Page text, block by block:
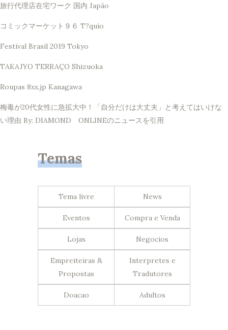
旅行代理店在宅ワーク 国内 Japão
コミックマーケット９６ T?quio
Festival Brasil 2019 Tokyo
TAKAJYO TERRAÇO Shizuoka
Roupas 8xx.jp Kanagawa
梅毒が20代女性に急拡大中！「自分だけは大丈夫」と考えてはいけな
い理由 By: DIAMOND ONLINEのニュースを引用
Temas
Tema livre News
Eventos Compra e Venda
Lojas Negocios
Empreiteiras &
Propostas
Interpretes e
Tradutores
Doacao Adultos